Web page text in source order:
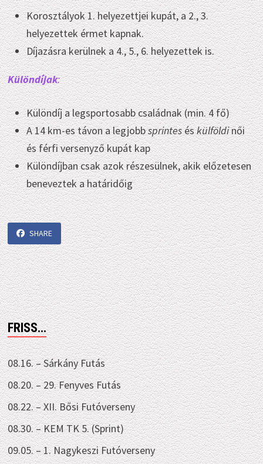
Korosztályok 1. helyezettjei kupát, a 2., 3.
helyezettek érmet kapnak.
Díjazásra kerülnek a 4., 5., 6. helyezettek is.
Különdíjak:
Különdíj a legsportosabb családnak (min. 4 fő)
A 14 km-es távon a legjobbsprinteséskülföldinői
és férfi versenyző kupát kap
Különdíjban csak azok részesülnek, akik előzetesen
beneveztek a határidőig
SHARE
FRISS…
08.16. – Sárkány Futás
08.20. – 29. Fenyves Futás
08.22. – XII. Bősi Futóverseny
08.30. – KEM TK 5. (Sprint)
09.05. – 1. Nagykeszi Futóverseny